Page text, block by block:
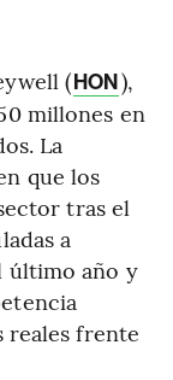
(HON),
millones en
La
que los
tras el
a
último año y
reales frente